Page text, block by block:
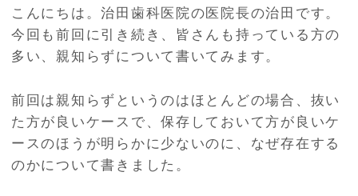
こんにちは。治田歯科医院の医院長の治田です。
今回も前回に引き続き、皆さんも持っている方の
多い、親知らずについて書いてみます。
前回は親知らずというのはほとんどの場合、抜い
た方が良いケースで、保存しておいて方が良いケ
ースのほうが明らかに少ないのに、なぜ存在する
のかについて書きました。